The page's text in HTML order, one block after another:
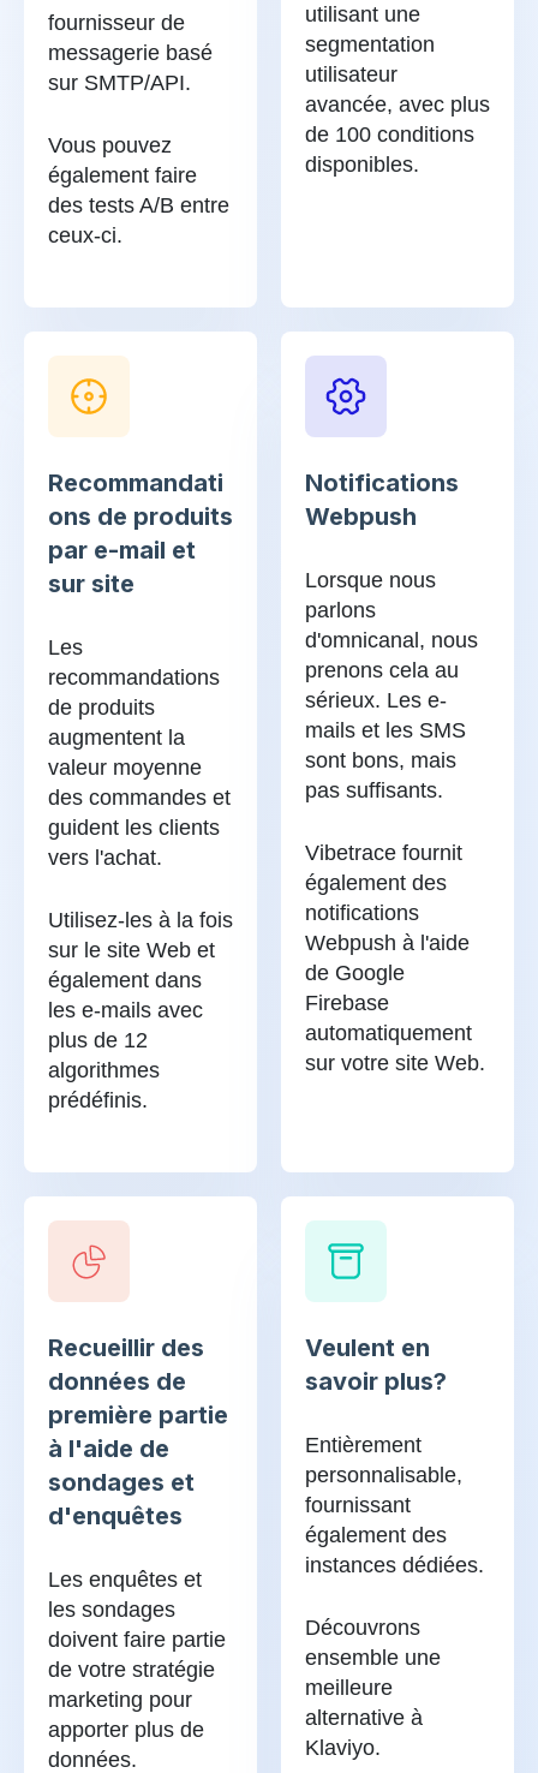
fournisseur de
messagerie basé
sur SMTP/API.
Vous pouvez
également faire
des tests A/B entre
ceux-ci.
utilisant une
segmentation
utilisateur
avancée, avec plus
de 100 conditions
disponibles.
Recommandati
ons de produits
par e-mail et
sur site
Les
recommandations
de produits
augmentent la
valeur moyenne
des commandes et
guident les clients
vers l'achat.
Utilisez-les à la fois
sur le site Web et
également dans
les e-mails avec
plus de 12
algorithmes
prédéfinis.
Notifications
Webpush
Lorsque nous
parlons
d'omnicanal, nous
prenons cela au
sérieux. Les e-
mails et les SMS
sont bons, mais
pas suffisants.
Vibetrace fournit
également des
notifications
Webpush à l'aide
de Google
Firebase
automatiquement
sur votre site Web.
Recueillir des
données de
première partie
à l'aide de
sondages et
d'enquêtes
Les enquêtes et
les sondages
doivent faire partie
de votre stratégie
marketing pour
apporter plus de
données.
Veulent en
savoir plus?
Entièrement
personnalisable,
fournissant
également des
instances dédiées.
Découvrons
ensemble une
meilleure
alternative à
Klaviyo.